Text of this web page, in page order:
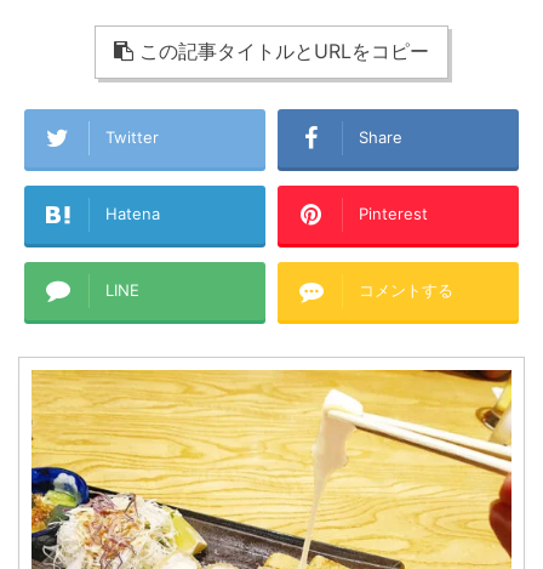
この記事タイトルとURLをコピー
Twitter Share
Hatena Pinterest
LINE コメントする